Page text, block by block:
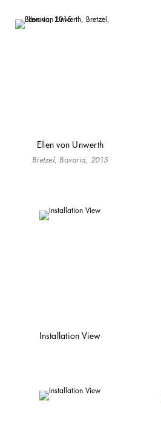
Ellen von Unwerth
Bretzel, Bavaria, 2015
Installation View